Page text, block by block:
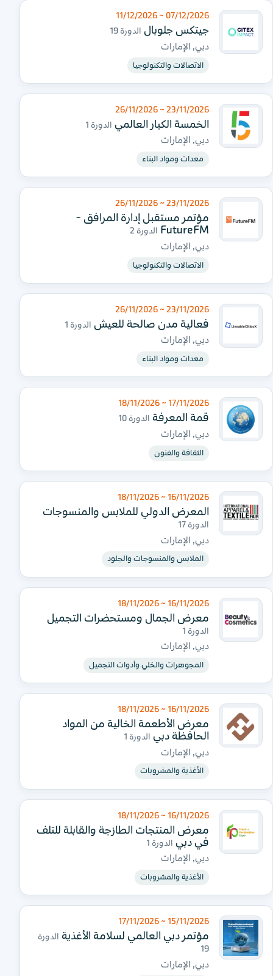
07/12/2026 ~ 11/12/2026
جيتكس جلوبال الدورة 19
دبي, الإمارات
الاتصالات والتكنولوجيا
23/11/2026 ~ 26/11/2026
الخمسة الكبار العالمي الدورة 1
دبي, الإمارات
معدات ومواد البناء
23/11/2026 ~ 26/11/2026
مؤتمر مستقبل إدارة المرافق -
FutureFM الدورة 2
دبي, الإمارات
الاتصالات والتكنولوجيا
23/11/2026 ~ 26/11/2026
فعالية مدن صالحة للعيش الدورة 1
دبي, الإمارات
معدات ومواد البناء
17/11/2026 ~ 18/11/2026
قمة المعرفة الدورة 10
دبي, الإمارات
الثقافة والفنون
16/11/2026 ~ 18/11/2026
المعرض الدولي للملابس والمنسوجات
الدورة 17
دبي, الإمارات
الملابس والمنسوجات والجلود
16/11/2026 ~ 18/11/2026
معرض الجمال ومستحضرات التجميل
الدورة 1
دبي, الإمارات
المجوهرات والحُلي وأدوات التجميل
16/11/2026 ~ 18/11/2026
معرض الأطعمة الخالية من المواد
الحافظة دبي الدورة 1
دبي, الإمارات
الأغذية والمشروبات
16/11/2026 ~ 18/11/2026
معرض المنتجات الطازجة والقابلة للتلف
في دبي الدورة 1
دبي, الإمارات
الأغذية والمشروبات
15/11/2026 ~ 17/11/2026
مؤتمر دبي العالمي لسلامة الأغذية الدورة
19
دبي, الإمارات